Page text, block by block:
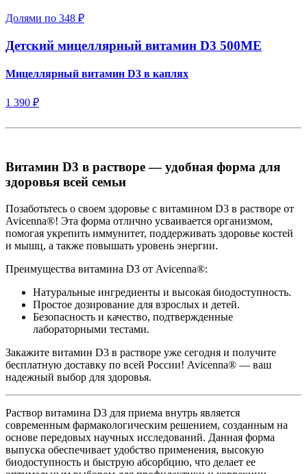
Долями по 348 ₽
Детский мицеллярный витамин D3 500МЕ
Мицеллярный витамин D3 в каплях
1 390 ₽
Витамин D3 в растворе — удобная форма для
здоровья всей семьи
Позаботьтесь о своем здоровье с витамином D3 в растворе от
Avicenna®! Эта форма отлично усваивается организмом,
помогая укрепить иммунитет, поддерживать здоровье костей
и мышц, а также повышать уровень энергии.
Преимущества витамина D3 от Avicenna®:
Натуральные ингредиенты и высокая биодоступность.
Простое дозирование для взрослых и детей.
Безопасность и качество, подтвержденные
лабораторными тестами.
Закажите витамин D3 в растворе уже сегодня и получите
бесплатную доставку по всей России! Avicenna® — ваш
надежный выбор для здоровья.
Раствор витамина D3 для приема внутрь является
современным фармакологическим решением, созданным на
основе передовых научных исследований. Данная форма
выпуска обеспечивает удобство применения, высокую
биодоступность и быструю абсорбцию, что делает ее